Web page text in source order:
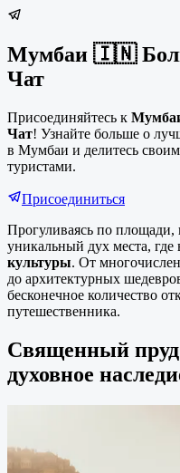
Мумбаи 🇮🇳
Чат
Присоединяйтесь к
Чат! Узнайте больше о
в Мумбаи и делитесь
туристами.
Присоединиться
Прогуливаясь по площади,
уникальный дух места, где
культуры. От
до архитектурных
бесконечное количество
путешественника.
Священный пруд
духовное